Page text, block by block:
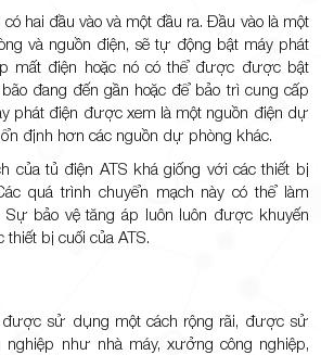
hai đầu vào và một đầu ra. Đầu vào là một
và nguồn điện, sẽ tự động bật máy phát
mất điện hoặc nó có thể được được bật
đang đến gần hoặc để bảo trì cung cấp
phát điện được xem là một nguồn điện dự
định hơn các nguồn dự phòng khác.
của tủ điện ATS khá giống với các thiết bị
quá trình chuyển mạch này có thể làm
Sự bảo vệ tăng áp luôn luôn được khuyến
bị cuối của ATS.
được sử dụng một cách rộng rãi, được sử
như nhà máy, xưởng công nghiệp,